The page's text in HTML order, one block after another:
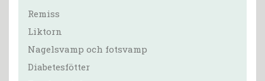
Remiss
Liktorn
Nagelsvamp och fotsvamp
Diabetesfötter